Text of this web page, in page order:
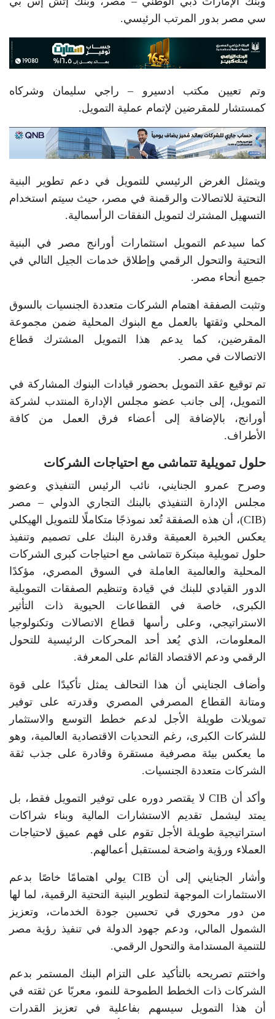
سي مصر بدور المرتب الرئيسي.
وتم تعيين مكتب ادسيرو – راجي سليمان وشركاه
كمستشار للمقرضين لإتمام عملية التمويل.
ويتمثل الغرض الرئيسي للتمويل في دعم تطوير البنية
التحتية للاتصالات والرقمنة في مصر، حيث سيتم استخدام
التسهيل المشترك لتمويل النفقات الرأسمالية.
كما سيدعم التمويل استثمارات أورانج مصر في البنية
التحتية والتحول الرقمي وإطلاق خدمات الجيل التالي في
جميع أنحاء مصر.
وتثبت الصفقة اهتمام الشركات متعددة الجنسيات بالسوق
المحلي وثقتها بالعمل مع البنوك المحلية ضمن مجموعة
المقرضين، كما يدعم هذا التمويل المشترك قطاع
الاتصالات في مصر.
تم توقيع عقد التمويل بحضور قيادات البنوك المشاركة في
التمويل، إلى جانب عضو مجلس الإدارة المنتدب لشركة
أورانج، بالإضافة إلى أعضاء فرق العمل من كافة
الأطراف.
حلول تمويلية تتماشى مع احتياجات الشركات
وصرح عمرو الجنايني، نائب الرئيس التنفيذي وعضو
مجلس الإدارة التنفيذي بالبنك التجاري الدولي – مصر
(CIB)، أن هذه الصفقة تُعد نموذجًا متكاملًا للتمويل الهيكلي
يعكس الخبرة العميقة وقدرة البنك على تصميم وتنفيذ
حلول تمويلية مبتكرة تتماشى مع احتياجات كبرى الشركات
المحلية والعالمية العاملة في السوق المصري، مؤكدًا
الدور القيادي للبنك في قيادة وتنظيم الصفقات التمويلية
الكبرى، خاصة في القطاعات الحيوية ذات التأثير
الاستراتيجي، وعلى رأسها قطاع الاتصالات وتكنولوجيا
المعلومات، الذي يُعد أحد المحركات الرئيسية للتحول
الرقمي ودعم الاقتصاد القائم على المعرفة.
وأضاف الجنايني أن هذا التحالف يمثل تأكيدًا على قوة
ومتانة القطاع المصرفي المصري وقدرته على توفير
تمويلات طويلة الأجل لدعم خطط التوسع والاستثمار
للشركات الكبرى، رغم التحديات الاقتصادية العالمية، وهو
ما يعكس بيئة مصرفية مستقرة وقادرة على جذب ثقة
الشركات متعددة الجنسيات.
وأكد أن CIB لا يقتصر دوره على توفير التمويل فقط، بل
يمتد ليشمل تقديم الاستشارات المالية وبناء شراكات
استراتيجية طويلة الأجل تقوم على فهم عميق لاحتياجات
العملاء ورؤية واضحة لمستقبل أعمالهم.
وأشار الجنايني إلى أن CIB يولي اهتمامًا خاصًا بدعم
الاستثمارات الموجهة لتطوير البنية التحتية الرقمية، لما لها
من دور محوري في تحسين جودة الخدمات، وتعزيز
الشمول المالي، ودعم جهود الدولة في تنفيذ رؤية مصر
للتنمية المستدامة والتحول الرقمي.
واختتم تصريحه بالتأكيد على التزام البنك المستمر بدعم
الشركات ذات الخطط الطموحة للنمو، معربًا عن ثقته في
أن هذا التمويل سيسهم بفاعلية في تعزيز القدرات